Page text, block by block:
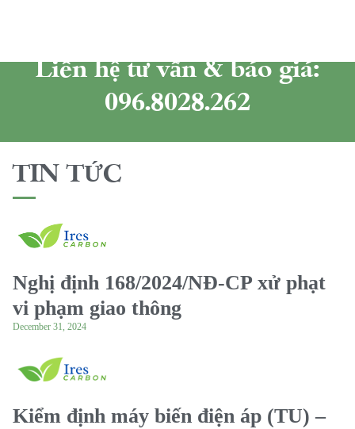
Liên hệ tư vấn & báo giá:
096.8028.262
TIN TỨC
Nghị định 168/2024/NĐ-CP xử phạt
vi phạm giao thông
December 31, 2024
Kiểm định máy biến điện áp (TU) –